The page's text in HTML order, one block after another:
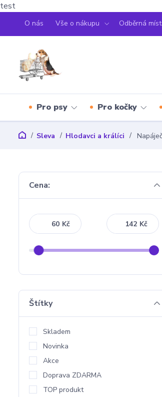
test
O nás Vše o nákupu Odběrná
Pro psy Pro kočky
Sleva Hlodavci a králíci
Cena:
Kč Kč
Štítky
Skladem
Novinka
Akce
Doprava ZDARMA
TOP produkt